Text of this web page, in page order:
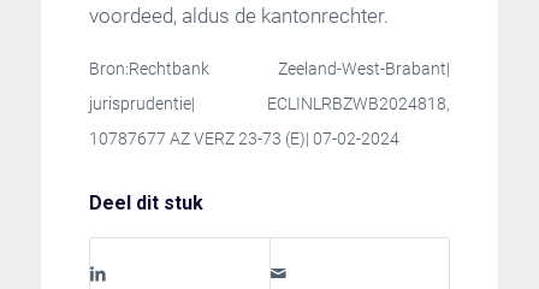
voordeed, aldus de kantonrechter.
Bron:Rechtbank Zeeland-West-Brabant|
jurisprudentie| ECLINLRBZWB2024818,
10787677 AZ VERZ 23-73 (E)| 07-02-2024
Deel dit stuk